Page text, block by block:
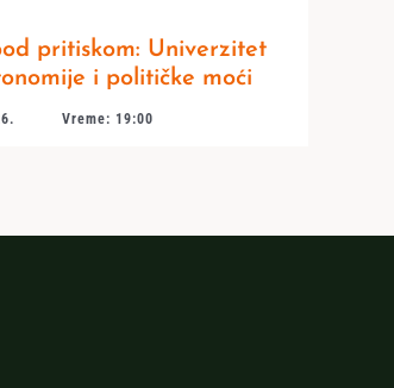
pritiskom: Univerzitet
i političke moći
Vreme: 19:00